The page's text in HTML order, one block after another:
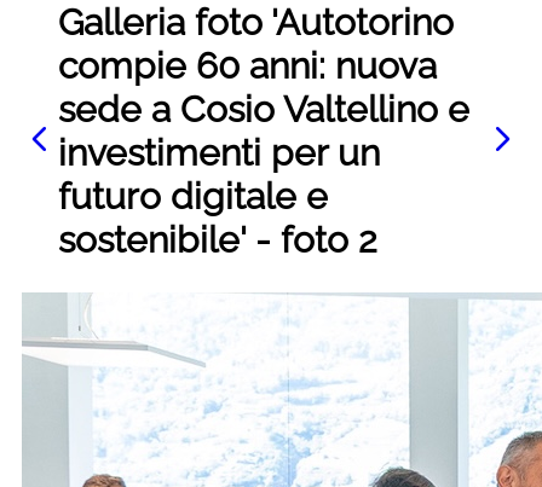
Galleria foto 'Autotorino
compie 60 anni: nuova
sede a Cosio Valtellino e
investimenti per un
futuro digitale e
sostenibile' - foto 2